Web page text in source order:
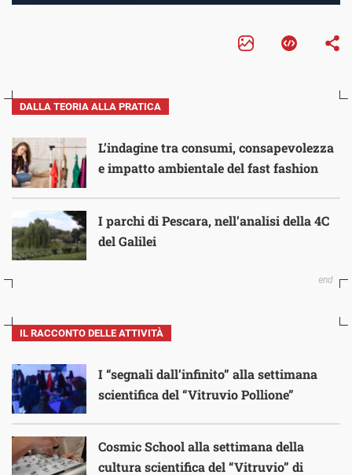
DALLA TEORIA ALLA PRATICA
L’indagine tra consumi, consapevolezza
e impatto ambientale del fast fashion
I parchi di Pescara, nell’analisi della 4C
del Galilei
IL RACCONTO DELLE ATTIVITÀ
I “segnali dall’infinito” alla settimana
scientifica del “Vitruvio Pollione”
Cosmic School alla settimana della
cultura scientifica del “Vitruvio” di